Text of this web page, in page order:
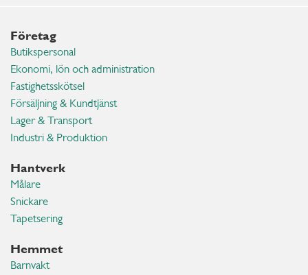
Företag
Butikspersonal
Ekonomi, lön och administration
Fastighetsskötsel
Försäljning & Kundtjänst
Lager & Transport
Industri & Produktion
Hantverk
Målare
Snickare
Tapetsering
Hemmet
Barnvakt